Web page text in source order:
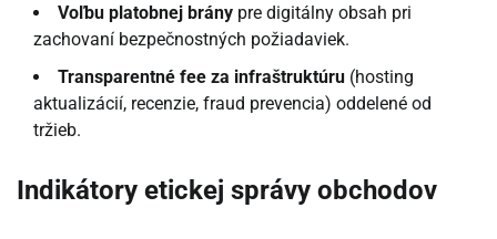
Voľbu platobnej brány pre digitálny obsah pri
zachovaní bezpečnostných požiadaviek.
Transparentné fee za infraštruktúru (hosting
aktualizácií, recenzie, fraud prevencia) oddelené od
tržieb.
Indikátory etickej správy obchodov